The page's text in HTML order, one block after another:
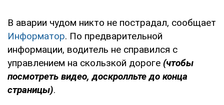
В аварии чудом никто не пострадал, сообщает
Информатор. По предварительной
информации, водитель не справился с
управлением на скользкой дороге (чтобы
посмотреть видео, доскролльте до конца
страницы).